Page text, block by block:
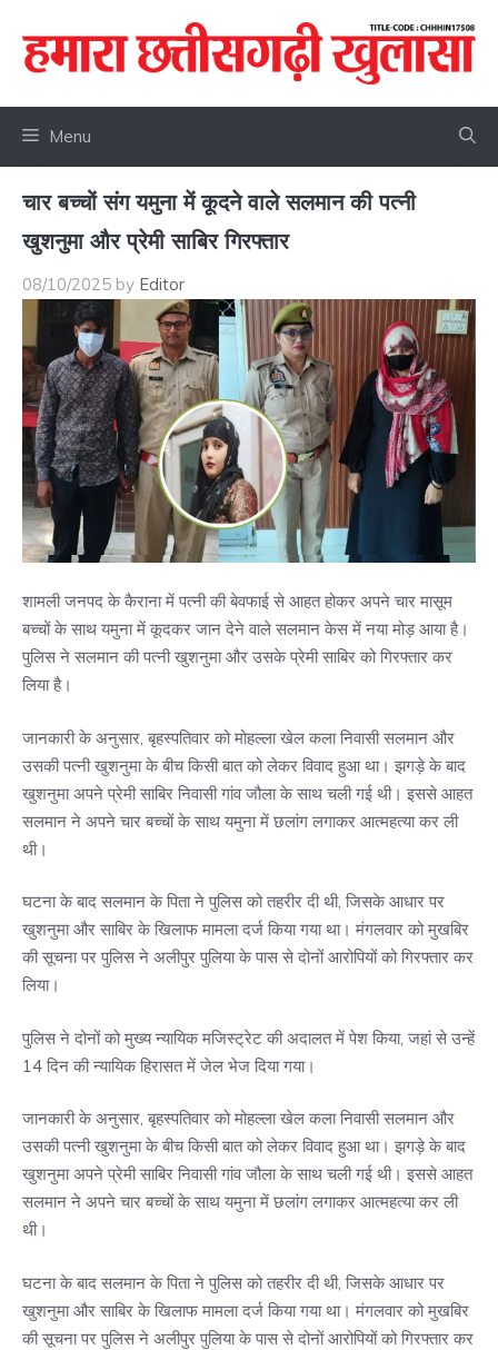
content
Menu
चार बच्चों संग यमुना में कूदने वाले सलमान की पत्नी
खुशनुमा और प्रेमी साबिर गिरफ्तार
08/10/2025 by Editor
शामली जनपद के कैराना में पत्नी की बेवफाई से आहत होकर अपने चार मासूम
बच्चों के साथ यमुना में कूदकर जान देने वाले सलमान केस में नया मोड़ आया है।
पुलिस ने सलमान की पत्नी खुशनुमा और उसके प्रेमी साबिर को गिरफ्तार कर
लिया है।
जानकारी के अनुसार, बृहस्पतिवार को मोहल्ला खेल कला निवासी सलमान और
उसकी पत्नी खुशनुमा के बीच किसी बात को लेकर विवाद हुआ था। झगड़े के बाद
खुशनुमा अपने प्रेमी साबिर निवासी गांव जौला के साथ चली गई थी। इससे आहत
सलमान ने अपने चार बच्चों के साथ यमुना में छलांग लगाकर आत्महत्या कर ली
थी।
घटना के बाद सलमान के पिता ने पुलिस को तहरीर दी थी, जिसके आधार पर
खुशनुमा और साबिर के खिलाफ मामला दर्ज किया गया था। मंगलवार को मुखबिर
की सूचना पर पुलिस ने अलीपुर पुलिया के पास से दोनों आरोपियों को गिरफ्तार कर
लिया।
पुलिस ने दोनों को मुख्य न्यायिक मजिस्ट्रेट की अदालत में पेश किया, जहां से उन्हें
14 दिन की न्यायिक हिरासत में जेल भेज दिया गया।
जानकारी के अनुसार, बृहस्पतिवार को मोहल्ला खेल कला निवासी सलमान और
उसकी पत्नी खुशनुमा के बीच किसी बात को लेकर विवाद हुआ था। झगड़े के बाद
खुशनुमा अपने प्रेमी साबिर निवासी गांव जौला के साथ चली गई थी। इससे आहत
सलमान ने अपने चार बच्चों के साथ यमुना में छलांग लगाकर आत्महत्या कर ली
थी।
घटना के बाद सलमान के पिता ने पुलिस को तहरीर दी थी, जिसके आधार पर
खुशनुमा और साबिर के खिलाफ मामला दर्ज किया गया था। मंगलवार को मुखबिर
की सूचना पर पुलिस ने अलीपुर पुलिया के पास से दोनों आरोपियों को गिरफ्तार कर